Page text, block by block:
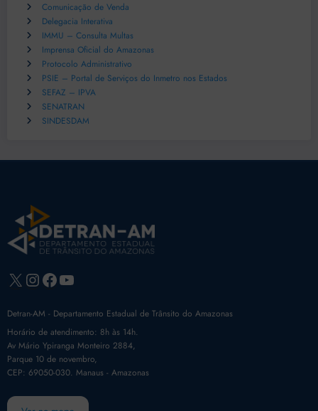
Comunicação de Venda
Delegacia Interativa
IMMU – Consulta Multas
Imprensa Oficial do Amazonas
Protocolo Administrativo
PSIE – Portal de Serviços do Inmetro nos Estados
SEFAZ – IPVA
SENATRAN
SINDESDAM
X Instagram
Facebook
Youtube
Detran-AM - Departamento Estadual de Trânsito do Amazonas
Horário de atendimento: 8h às 14h.
Av Mário Ypiranga Monteiro 2884,
Parque 10 de novembro,
CEP: 69050-030. Manaus - Amazonas